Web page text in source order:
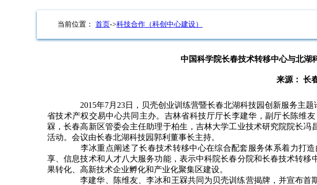
当前位置： 首页->科技合作（科创中心建设）
中国科学院长春技术转移中心与北湖
来源： 长
2015年7月 23日，贝壳创业训练营暨长春北湖科技园创新服务主
省技术产权交易中心共同主办。吉林省科技厅厅长李建华，副厅长陈维
槑，长春高新区管委会主任助理于柏生，吉林大学工业技术研究院院长
活动。会议由长春北湖科技园郭利董事长主持。
李冰重点阐述了长春技术转移中心在综合配套服务体系着力打
享、信息技术和人才八大服务功能，表示中科院长春分院和长春技术转
果转化、高新技术企业孵化和产业化聚集区建设。
李建华、陈维友、李冰和王槑共同为贝壳训练营揭牌，并宣布